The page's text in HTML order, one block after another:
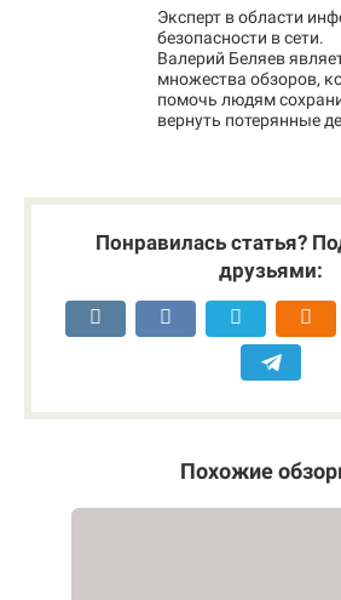
Эксперт в области
безопасности в сети.
Валерий Беляев
множества обзоров,
помочь людям
вернуть потерянные
Понравилась статья?
друзьями:
Похожие